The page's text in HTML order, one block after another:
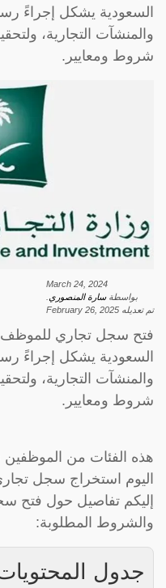
السعودية يشكل إجراءً
والمنشآت التجارية،
شروط ومعايير.
March 24, 2024
بواسطةسارة المنصوري
تم تعديله February 26, 2025
فتح سجل تجاري للموظف
السعودية يشكل إجراءً
والمنشآت التجارية،
شروط ومعايير.
هذه الفئات من
اليوم استخراج سجل
إليكم تفاصيل حول فتح
والشروط المطلوبة:
جدول